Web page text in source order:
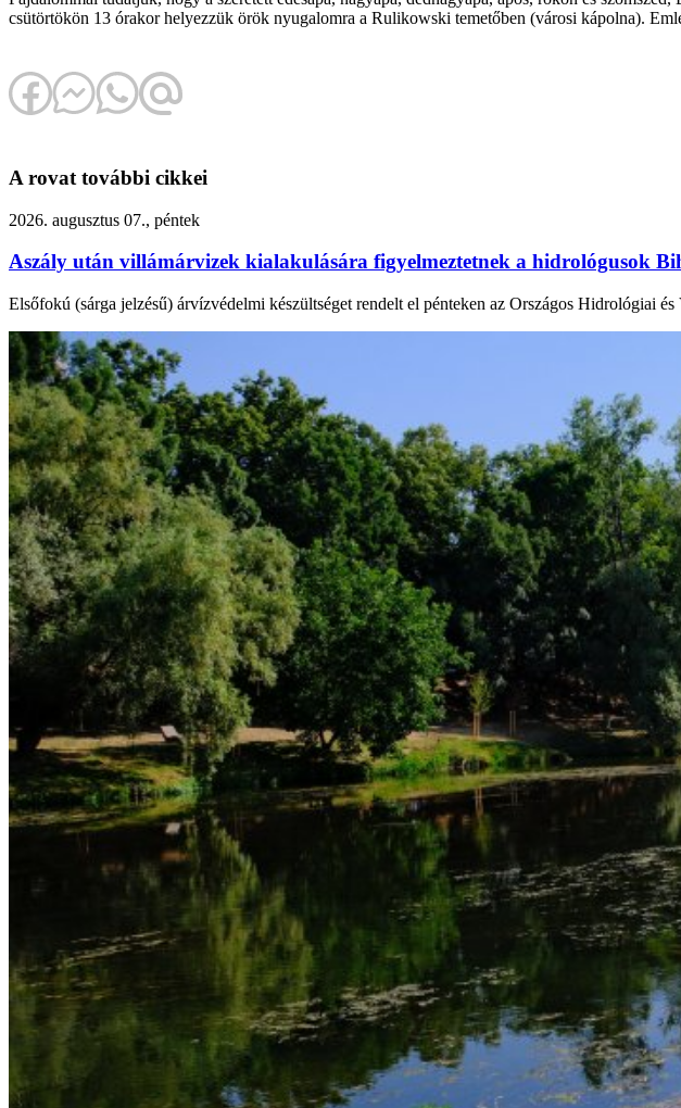
csütörtökön 13 órakor helyezzük örök nyugalomra a Rulikowski temetőben (városi kápolna).
A rovat további cikkei
2026. augusztus 07., péntek
Aszály után villámárvizek kialakulására figyelmeztetnek a hidrológusok
Elsőfokú (sárga jelzésű) árvízvédelmi készültséget rendelt el pénteken az Országos Hidrológiai